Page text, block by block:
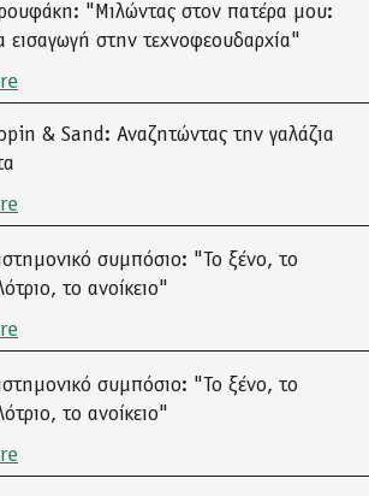
"Μιλώντας στον πατέρα μου:
εισαγωγή στην τεχνοφεουδαρχία"
& Sand: Αναζητώντας την γαλάζια
συμπόσιο: "Το ξένο, το
το ανοίκειο"
συμπόσιο: "Το ξένο, το
το ανοίκειο"